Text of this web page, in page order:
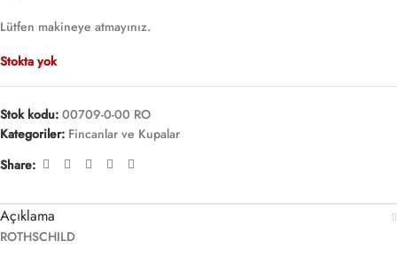
Lütfen makineye atmayınız.
Stokta yok
Stok kodu: 00709-0-00 RO
Kategoriler: Fincanlar ve Kupalar
Share:
Açıklama
ROTHSCHILD